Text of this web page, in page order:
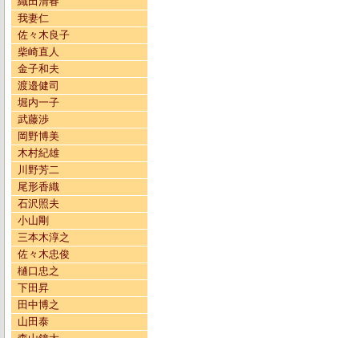
我妻仁
佐々木良子
柴崎直人
金子和夫
渡邉健司
堀内一子
武藤渉
岡野博美
木村紀雄
川野芳二
尾形香織
石沢照夫
小山剛
三本木淳之
佐々木忠俊
樋口忠之
下田昇
田中博之
山田泰